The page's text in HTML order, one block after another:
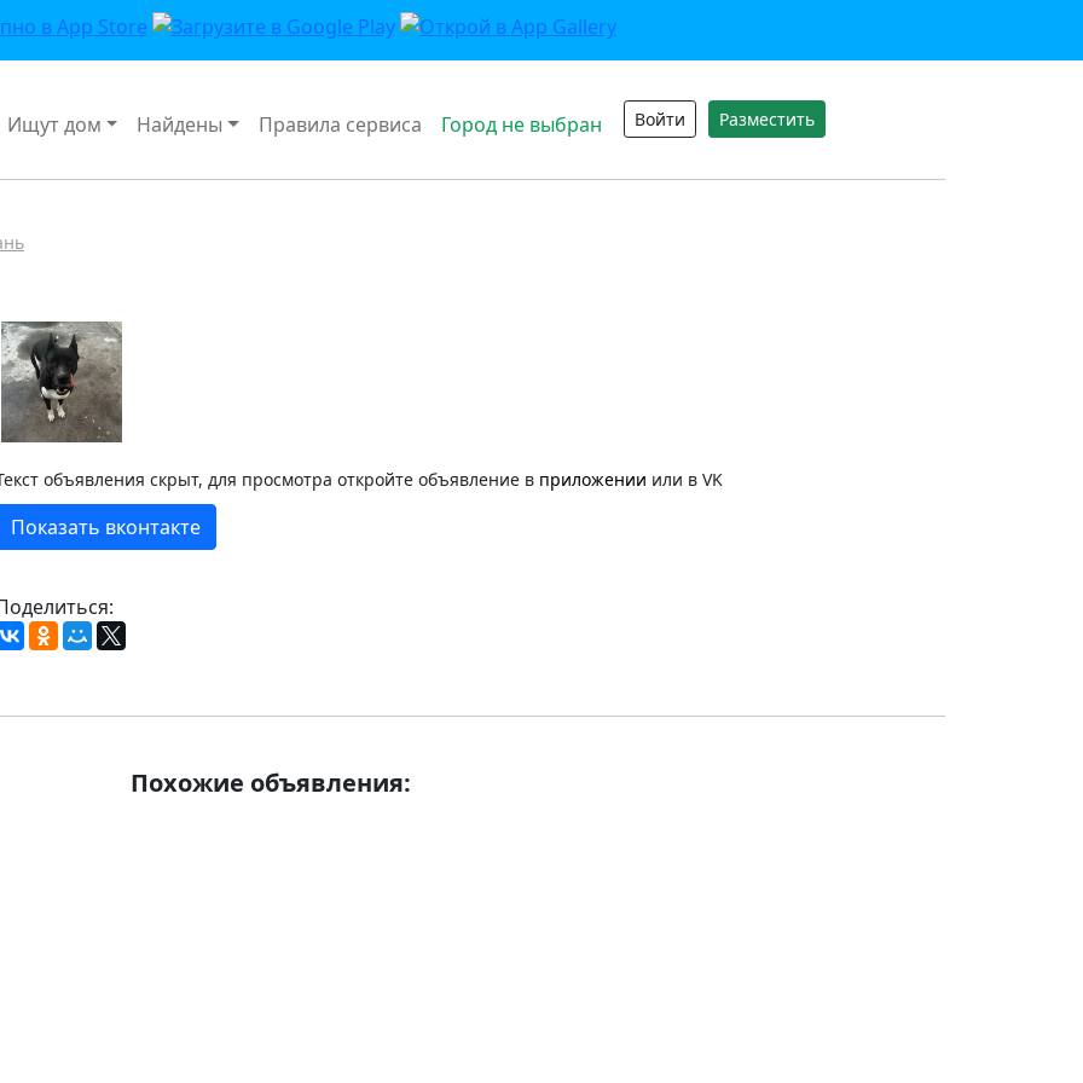
Ищут дом Найдены Правила сервиса Город не выбран Войти Разместить
объявления скрыт, для просмотра откройте объявление в приложении или в VK
Показать вконтакте
Похожие объявления: